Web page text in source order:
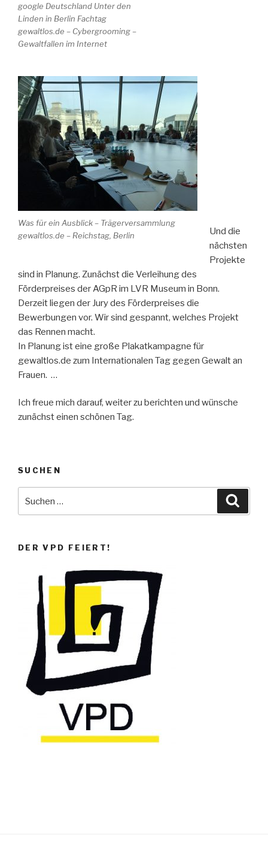
google Deutschland Unter den
Linden in Berlin Fachtag
gewaltlos.de – Cybergrooming –
Gewaltfallen im Internet
Was für ein Ausblick – Trägerversammlung
gewaltlos.de – Reichstag, Berlin
Und die
nächsten
Projekte
sind in Planung. Zunächst die Verleihung des
Förderpreises der AGpR im LVR Museum in Bonn.
Derzeit liegen der Jury des Förderpreises die
Bewerbungen vor. Wir sind gespannt, welches Projekt
das Rennen macht.
In Planung ist eine große Plakatkampagne für
gewaltlos.de zum Internationalen Tag gegen Gewalt an
Frauen. …
Ich freue mich darauf, weiter zu berichten und wünsche
zunächst einen schönen Tag.
SUCHEN
nach:
DER VPD FEIERT!